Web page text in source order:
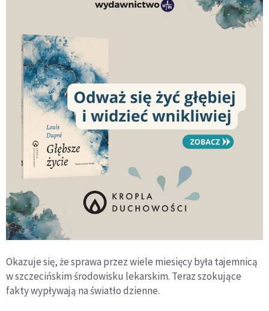
Okazuje się, że sprawa przez wiele miesięcy była tajemnicą
w szczecińskim środowisku lekarskim. Teraz szokujące
fakty wypływają na światło dzienne.